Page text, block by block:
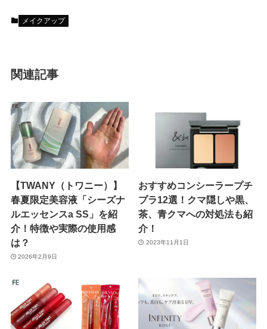
メイクアップ
関連記事
【TWANY（トワニー）】
春夏限定美容液「シーズナ
ルエッセンスa SS」を紹
介！特徴や実際の使用感
は？
2026年2月9日
おすすめコンシーラープチ
プラ12選！クマ隠しや黒、
茶、青クマへの対処法も紹
介！
2023年11月1日